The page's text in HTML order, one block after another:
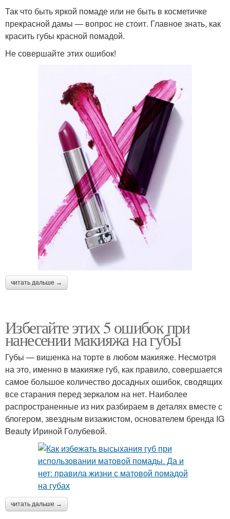
Так что быть яркой помаде или не быть в косметичке
прекрасной дамы — вопрос не стоит. Главное знать, как
красить губы красной помадой.
Не совершайте этих ошибок!
читать дальше →
Избегайте этих 5 ошибок при
нанесении макияжа на губы
Губы — вишенка на торте в любом макияже. Несмотря
на это, именно в макияже губ, как правило, совершается
самое большое количество досадных ошибок, сводящих
все старания перед зеркалом на нет. Наиболее
распространенные из них разбираем в деталях вместе с
блогером, звездным визажистом, основателем бренда IG
Beauty Ириной Голубевой.
читать дальше →